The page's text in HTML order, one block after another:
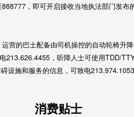
，即可开启接收当地执法部门发布
营的巴士配备由司机操控的自动轮椅升
213.626.4455，听障人士可使用TDD/
设施和服务的信息，可致电
消费贴士